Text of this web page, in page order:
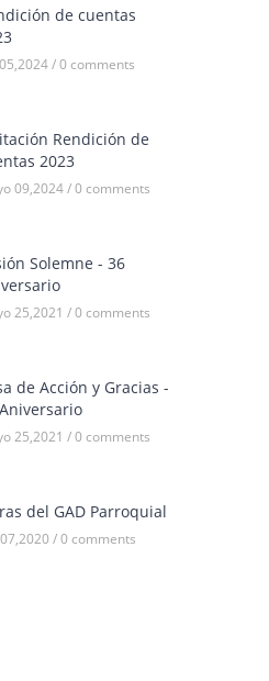
de cuentas
/ 0 comments
Rendición de
2023
09,2024 / 0 comments
Solemne - 36
25,2021 / 0 comments
de Acción y Gracias -
25,2021 / 0 comments
del GAD Parroquial
/ 0 comments